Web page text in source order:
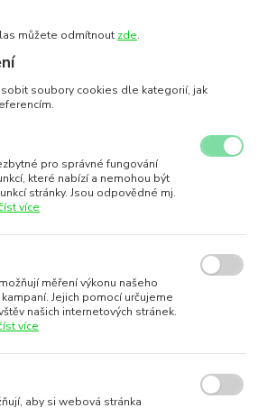
můžete odmítnout zde.
soubory cookies dle kategorií, jak
pro správné fungování
které nabízí a nemohou být
stránky. Jsou odpovědné mj.
více
měření výkonu našeho
Jejich pomocí určujeme
našich internetových stránek.
více
aby si webová stránka